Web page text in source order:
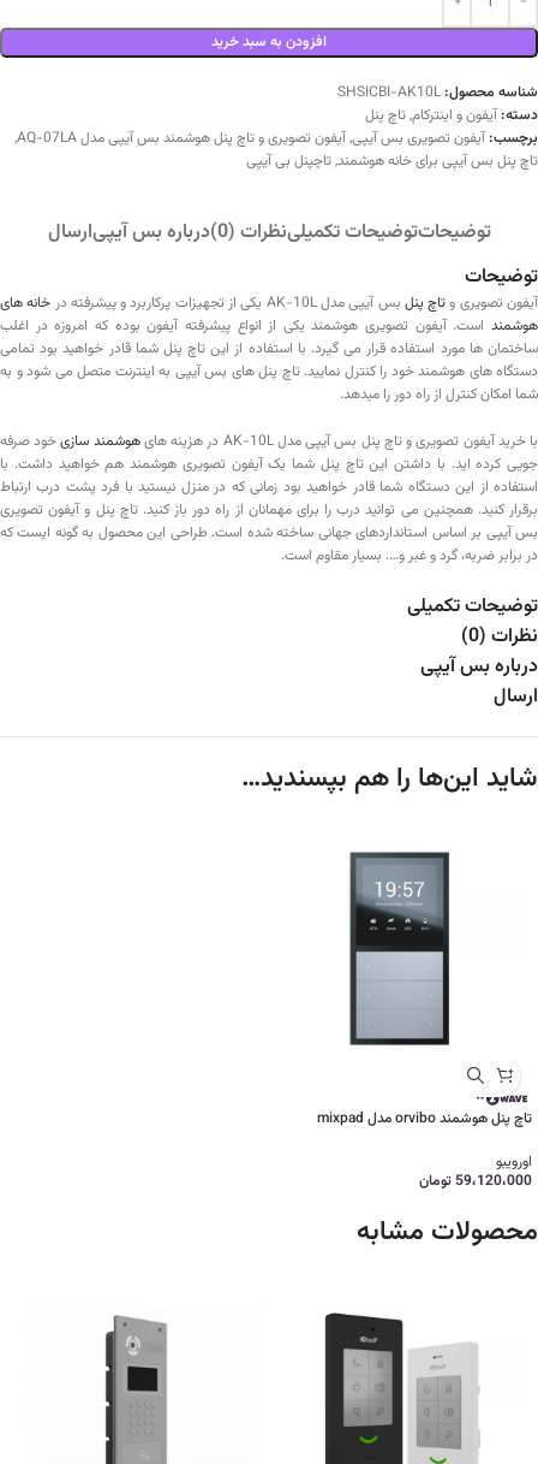
افزودن به سبد خرید
شناسه محصول:SHSICBI-AK10L
دسته:آیفون و اینترکام,تاچ پنل
برچسب:آیفون تصویری بس آیپی,آیفون تصویری و تاچ پنل هوشمند بس آیپی مدل AQ-07LA
,
تاچ پنل بس آیپی برای خانه هوشمند,تاچپنل بی آیپی
توضیحاتتوضیحات تکمیلینظرات (0) درباره بس آیپیارسال
توضیحات
آیفون تصویری وتاچ پنل بس آیپی مدل AK-10L یکی از تجهیزات پرکاربرد و پیشرفته در
خانه های
هوشمند است. آیفون تصویری هوشمند یکی از انواع پیشرفته آیفون بوده که امروزه در اغلب
ساختمان ها مورد استفاده قرار می گیرد. با استفاده از این تاچ پنل شما قادر خواهید بود تمامی
دستگاه های هوشمند خود را کنترل نمایید. تاچ پنل های بس آیپی به اینترنت متصل می شود و به
شما امکان کنترل از راه دور را میدهد.
با خرید آیفون تصویری و تاچ پنل بس آیپی مدل AK-10L در هزینه های هوشمند سازیخود صرفه
جویی کرده اید. با داشتن این تاچ پنل شما یک آیفون تصویری هوشمند هم خواهید داشت. با
استفاده از این دستگاه شما قادر خواهید بود زمانی که در منزل نیستید با فرد پشت درب ارتباط
برقرار کنید. همچنین می توانید درب را برای مهمانان از راه دور باز کنید. تاچ پنل و آیفون تصویری
بس آیپی بر اساس استانداردهای جهانی ساخته شده است. طراحی این محصول به گونه ایست که
در برابر ضربه، گرد و غبر و…. بسیار مقاوم است.
توضیحات تکمیلی
نظرات (0)
درباره بس آیپی
ارسال
شاید این‌ها را هم بپسندید…
تاچ پنل هوشمند orvibo مدل mixpad
اورویبو
59،120،000تومان
محصولات مشابه